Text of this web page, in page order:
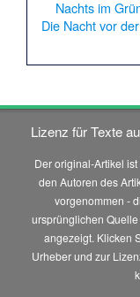
Nachts im
Die Nacht vor
Lizenz für Texte
Der original-Artikel ist
den Autoren des
vorgenommen -
ursprünglichen
angezeigt. Klicken
Urheber und zur